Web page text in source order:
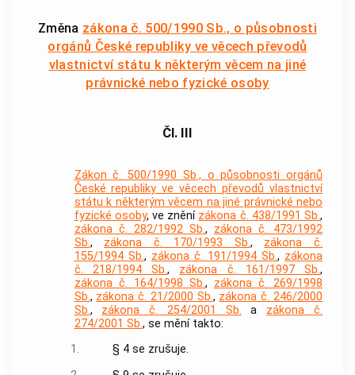
Změna zákona č. 500/1990 Sb., o působnosti
orgánů České republiky ve věcech převodů
vlastnictví státu k některým věcem na jiné
právnické nebo fyzické osoby
Čl. III
Zákon č. 500/1990 Sb., o působnosti orgánů
České republiky ve věcech převodů vlastnictví
státu k některým věcem na jiné právnické nebo
fyzické osoby, ve znění zákona č. 438/1991 Sb.,
zákona č. 282/1992 Sb., zákona č. 473/1992
Sb., zákona č. 170/1993 Sb., zákona č.
155/1994 Sb., zákona č. 191/1994 Sb., zákona
č. 218/1994 Sb., zákona č. 161/1997 Sb.,
zákona č. 164/1998 Sb., zákona č. 269/1998
Sb., zákona č. 21/2000 Sb., zákona č. 246/2000
Sb., zákona č. 254/2001 Sb. a zákona č.
274/2001 Sb., se mění takto:
1.
§ 4 se zrušuje.